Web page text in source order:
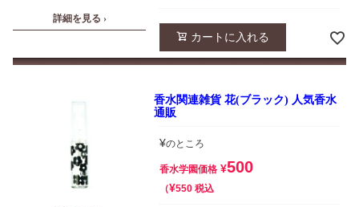
詳細を見る ›
カートに入れる
香水関連雑貨 花(ブラック) 人気香水
通販
¥のところ
香水学園価格 ¥500
¥550 税込